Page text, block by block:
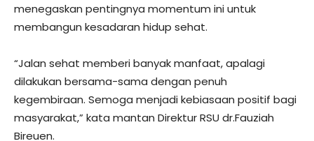
menegaskan pentingnya momentum ini untuk
membangun kesadaran hidup sehat.
“Jalan sehat memberi banyak manfaat, apalagi
dilakukan bersama-sama dengan penuh
kegembiraan. Semoga menjadi kebiasaan positif bagi
masyarakat,” kata mantan Direktur RSU dr.Fauziah
Bireuen.